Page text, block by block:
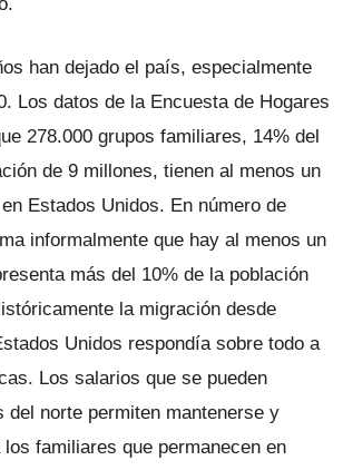
han dejado el país, especialmente
Los datos de la Encuesta de Hogares
278.000 grupos familia­res, 14% del
de 9 millones, tienen al menos un
Estados Unidos. En número de
informalmente que hay al menos un
más del 10% de la población
la migración desde
Unidos respon­día sobre todo a
Los salarios que se pueden
del norte permiten mantenerse y
familiares que permanecen en